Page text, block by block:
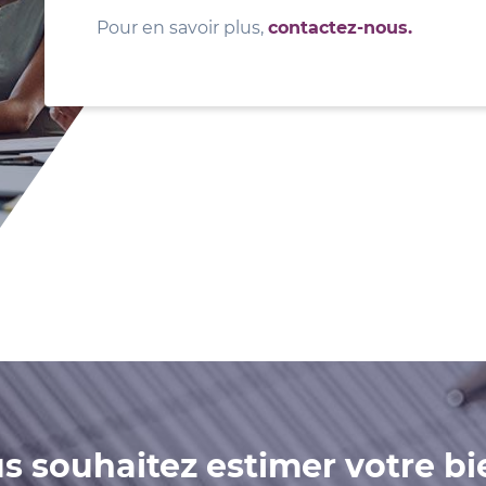
Pour en savoir plus, contactez-nous.
souhaitez estimer votre